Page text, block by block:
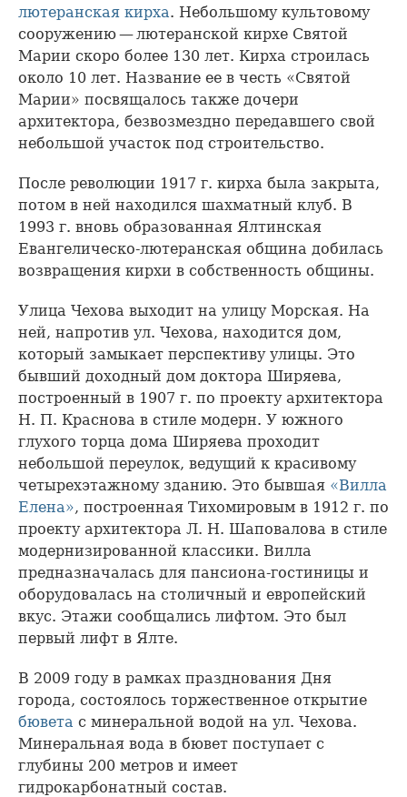
лютеранская кирха. Небольшому культовому
сооружению — лютеранской кирхе Святой
Марии скоро более 130 лет. Кирха строилась
около 10 лет. Название ее в честь «Святой
Марии» посвящалось также дочери
архитектора, безвозмездно передавшего свой
небольшой участок под строительство.
После революции 1917 г. кирха была закрыта,
потом в ней находился шахматный клуб. В
1993 г. вновь образованная Ялтинская
Евангелическо-лютеранская община добилась
возвращения кирхи в собственность общины.
Улица Чехова выходит на улицу Морская. На
ней, напротив ул. Чехова, находится дом,
который замыкает перспективу улицы. Это
бывший доходный дом доктора Ширяева,
построенный в 1907 г. по проекту архитектора
Н. П. Краснова в стиле модерн. У южного
глухого торца дома Ширяева проходит
небольшой переулок, ведущий к красивому
четырехэтажному зданию. Это бывшая «Вилла
Елена», построенная Тихомировым в 1912 г. по
проекту архитектора Л. Н. Шаповалова в стиле
модернизированной классики. Вилла
предназначалась для пансиона-гостиницы и
оборудовалась на столичный и европейский
вкус. Этажи сообщались лифтом. Это был
первый лифт в Ялте.
В 2009 году в рамках празднования Дня
города, состоялось торжественное открытие
бювета с минеральной водой на ул. Чехова.
Минеральная вода в бювет поступает с
глубины 200 метров и имеет
гидрокарбонатный состав.